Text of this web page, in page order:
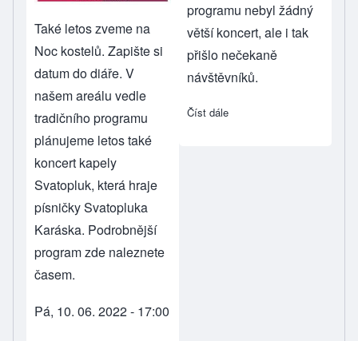
Také letos zveme na
Noc kostelů. Zapište si
datum do diáře. V
našem areálu vedle
tradičního programu
plánujeme letos také
koncert kapely
Svatopluk, která hraje
písničky Svatopluka
Karáska. Podrobnější
program zde naleznete
časem.
Pá, 10. 06. 2022 - 17:00
programu nebyl žádný
větší koncert, ale i tak
přišlo nečekaně
návštěvníků.
Číst dále